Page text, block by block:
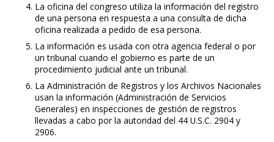
La oficina del congreso utiliza la información del registro
de una persona en respuesta a una consulta de dicha
oficina realizada a pedido de esa persona.
La información es usada con otra agencia federal o por
un tribunal cuando el gobierno es parte de un
procedimiento judicial ante un tribunal.
La Administración de Registros y los Archivos Nacionales
usan la información (Administración de Servicios
Generales) en inspecciones de gestión de registros
llevadas a cabo por la autoridad del 44 U.S.C. 2904 y
2906.